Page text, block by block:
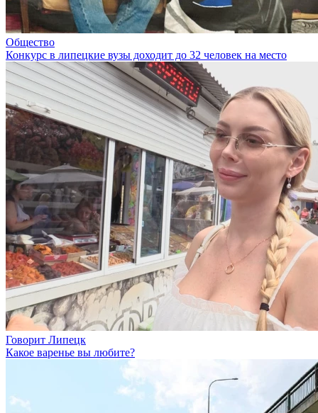
Общество
Конкурс в липецкие вузы доходит до 32 человек на место
Говорит Липецк
Какое варенье вы любите?